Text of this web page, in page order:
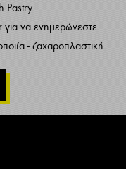
Pastry
να ενημερώνεστε
- ζαχαροπλαστική.